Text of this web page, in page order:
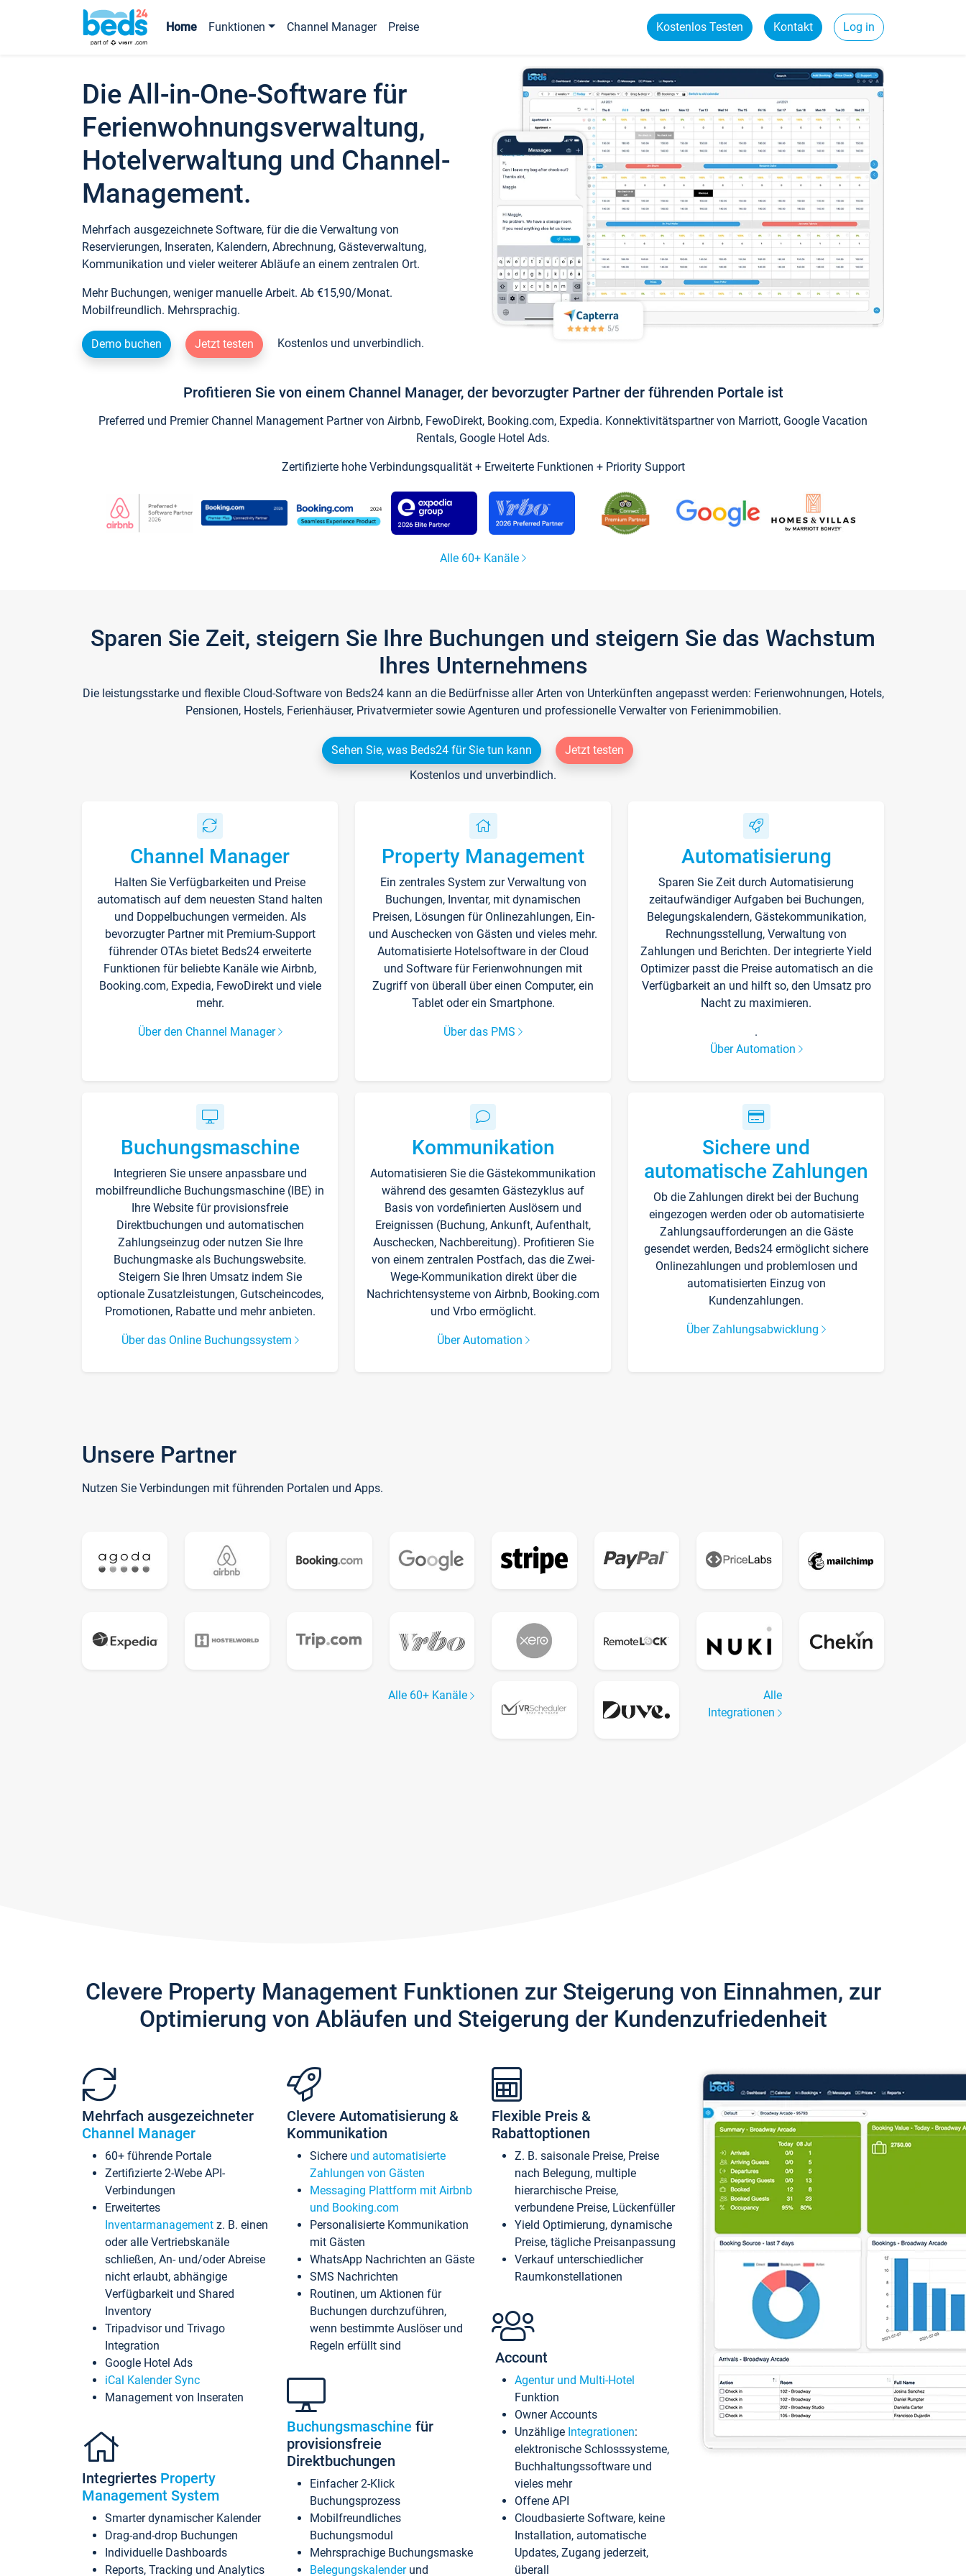
Home Funktionen Channel Manager Preise Kostenlos Testen Kontakt Log in
Die All-in-One-Software für
Ferienwohnungsverwaltung,
Hotelverwaltung und Channel-
Management.
Mehrfach ausgezeichnete Software, für die die Verwaltung von
Reservierungen, Inseraten, Kalendern, Abrechnung, Gästeverwaltung,
Kommunikation und vieler weiterer Abläufe an einem zentralen Ort.
Mehr Buchungen, weniger manuelle Arbeit. Ab €15,90/Monat.
Mobilfreundlich. Mehrsprachig.
Demo buchen Jetzt testen Kostenlos und unverbindlich.
Profitieren Sie von einem Channel Manager, der bevorzugter Partner der führenden Portale ist
Preferred und Premier Channel Management Partner von Airbnb, FewoDirekt, Booking.com, Expedia. Konnektivitätspartner von Marriott, Google Vacation
Rentals, Google Hotel Ads.
Zertifizierte hohe Verbindungsqualität + Erweiterte Funktionen + Priority Support
Alle 60+ Kanäle
Sparen Sie Zeit, steigern Sie Ihre Buchungen und steigern Sie das Wachstum
Ihres Unternehmens
Die leistungsstarke und flexible Cloud-Software von Beds24 kann an die Bedürfnisse aller Arten von Unterkünften angepasst werden: Ferienwohnungen, Hotels,
Pensionen, Hostels, Ferienhäuser, Privatvermieter sowie Agenturen und professionelle Verwalter von Ferienimmobilien.
Sehen Sie, was Beds24 für Sie tun kann
Jetzt testen
Kostenlos und unverbindlich.
Channel Manager
Halten Sie Verfügbarkeiten und Preise
automatisch auf dem neuesten Stand halten
und Doppelbuchungen vermeiden. Als
bevorzugter Partner mit Premium-Support
führender OTAs bietet Beds24 erweiterte
Funktionen für beliebte Kanäle wie Airbnb,
Booking.com, Expedia, FewoDirekt und viele
mehr.
Über den Channel Manager
Property Management
Ein zentrales System zur Verwaltung von
Buchungen, Inventar, mit dynamischen
Preisen, Lösungen für Onlinezahlungen, Ein-
und Auschecken von Gästen und vieles mehr.
Automatisierte Hotelsoftware in der Cloud
und Software für Ferienwohnungen mit
Zugriff von überall über einen Computer, ein
Tablet oder ein Smartphone.
Über das PMS
Automatisierung
Sparen Sie Zeit durch Automatisierung
zeitaufwändiger Aufgaben bei Buchungen,
Belegungskalendern, Gästekommunikation,
Rechnungsstellung, Verwaltung von
Zahlungen und Berichten. Der integrierte Yield
Optimizer passt die Preise automatisch an die
Verfügbarkeit an und hilft so, den Umsatz pro
Nacht zu maximieren.
.
Über Automation
Buchungsmaschine
Integrieren Sie unsere anpassbare und
mobilfreundliche Buchungsmaschine (IBE) in
Ihre Website für provisionsfreie
Direktbuchungen und automatischen
Zahlungseinzug oder nutzen Sie Ihre
Buchungmaske als Buchungswebsite.
Steigern Sie Ihren Umsatz indem Sie
optionale Zusatzleistungen, Gutscheincodes,
Promotionen, Rabatte und mehr anbieten.
Über das Online Buchungssystem
Kommunikation
Automatisieren Sie die Gästekommunikation
während des gesamten Gästezyklus auf
Basis von vordefinierten Auslösern und
Ereignissen (Buchung, Ankunft, Aufenthalt,
Auschecken, Nachbereitung). Profitieren Sie
von einem zentralen Postfach, das die Zwei-
Wege-Kommunikation direkt über die
Nachrichtensysteme von Airbnb, Booking.com
und Vrbo ermöglicht.
Über Automation
Sichere und
automatische Zahlungen
Ob die Zahlungen direkt bei der Buchung
eingezogen werden oder ob automatisierte
Zahlungsaufforderungen an die Gäste
gesendet werden, Beds24 ermöglicht sichere
Onlinezahlungen und problemlosen und
automatisierten Einzug von
Kundenzahlungen.
Über Zahlungsabwicklung
Unsere Partner
Nutzen Sie Verbindungen mit führenden Portalen und Apps.
Alle 60+ Kanäle
Alle
Integrationen
Clevere Property Management Funktionen zur Steigerung von Einnahmen, zur
Optimierung von Abläufen und Steigerung der Kundenzufriedenheit
Mehrfach ausgezeichneter
Channel Manager
60+ führende Portale
Zertifizierte 2-Webe API-
Verbindungen
Erweitertes
Inventarmanagement z. B. einen
oder alle Vertriebskanäle
schließen, An- und/oder Abreise
nicht erlaubt, abhängige
Verfügbarkeit und Shared
Inventory
Tripadvisor und Trivago
Integration
Google Hotel Ads
iCal Kalender Sync
Management von Inseraten
Integriertes Property
Management System
Smarter dynamischer Kalender
Drag-and-drop Buchungen
Individuelle Dashboards
Reports, Tracking und Analytics
Clevere Automatisierung &
Kommunikation
Sichere und automatisierte
Zahlungen von Gästen
Messaging Plattform mit Airbnb
und Booking.com
Personalisierte Kommunikation
mit Gästen
WhatsApp Nachrichten an Gäste
SMS Nachrichten
Routinen, um Aktionen für
Buchungen durchzuführen,
wenn bestimmte Auslöser und
Regeln erfüllt sind
Buchungsmaschine für
provisionsfreie
Direktbuchungen
Einfacher 2-Klick
Buchungsprozess
Mobilfreundliches
Buchungsmodul
Mehrsprachige Buchungsmaske
Belegungskalenderund
Flexible Preis &
Rabattoptionen
Z. B. saisonale Preise, Preise
nach Belegung, multiple
hierarchische Preise,
verbundene Preise, Lückenfüller
Yield Optimierung, dynamische
Preise, tägliche Preisanpassung
Verkauf unterschiedlicher
Raumkonstellationen
Account
Agentur und Multi-Hotel
Funktion
Owner Accounts
Unzählige Integrationen:
elektronische Schlosssysteme,
Buchhaltungssoftware und
vieles mehr
Offene API
Cloudbasierte Software, keine
Installation, automatische
Updates, Zugang jederzeit,
überall